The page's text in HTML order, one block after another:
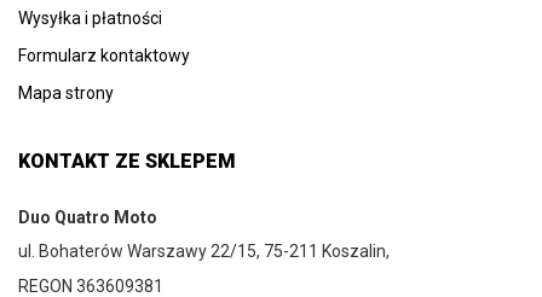
Wysyłka i płatności
Formularz kontaktowy
Mapa strony
KONTAKT ZE SKLEPEM
Duo Quatro Moto
ul. Bohaterów Warszawy 22/15, 75-211 Koszalin,
REGON 363609381